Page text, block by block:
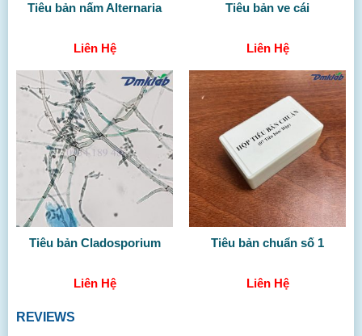
Tiêu bản nấm Alternaria
Liên Hệ
Tiêu bản ve cái
Liên Hệ
Tiêu bản Cladosporium
Liên Hệ
Tiêu bản chuẩn số 1
Liên Hệ
REVIEWS